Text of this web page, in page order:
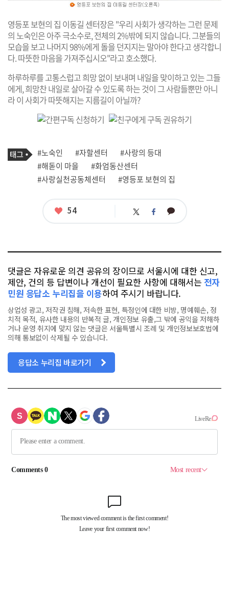
영등포 보현의 집 이동길 센터장은 "우리 사회가 생각하는 그런 문제
의 노숙인은 아주 극소수로, 전체의 2%밖에 되지 않습니다. 그분들의
모습을 보고 나머지 98%에게 돌을 던지지는 말아야 한다고 생각합니
다. 따뜻한 마음을 가져주십시오"라고 호소했다.
하루하루를 고통스럽고 희망 없이 보내며 내일을 맞이하고 있는 그들
에게, 희망찬 내일로 살아갈 수 있도록 하는 것이 그 사람들뿐만 아니
라 이 사회가 따뜻해지는 지름길이 아닐까?
기
사
관
련
태
태
그
#노숙인 #자할센터
#사랑의 등대
#해돋이 마을
#화엄동산센터
#사랑실천공동체센터
#영등포 보현의 집
좋
54 트 페 카
댓글은 자유로운 의견 공유의 장이므로 서울시에 대한 신고,
제안, 건의 등 답변이나 개선이 필요한 사항에 대해서는 전자
민원 응답소 누리집을 이용하여 주시기 바랍니다.
상업성 광고, 저작권 침해, 저속한 표현, 특정인에 대한 비방, 명예훼손, 정
치적 목적, 유사한 내용의 반복적 글, 개인정보 유출,그 밖에 공익을 저해하
거나 운영 취지에 맞지 않는 댓글은 서울특별시 조례 및 개인정보보호법에
의해 통보없이 삭제될 수 있습니다.
응답소 누리집 바로가기